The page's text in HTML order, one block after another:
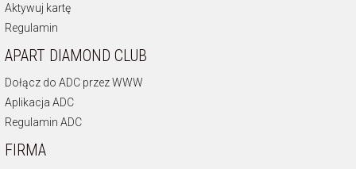
Aktywuj kartę
Regulamin
APART DIAMOND CLUB
Dołącz do ADC przez WWW
Aplikacja ADC
Regulamin ADC
FIRMA